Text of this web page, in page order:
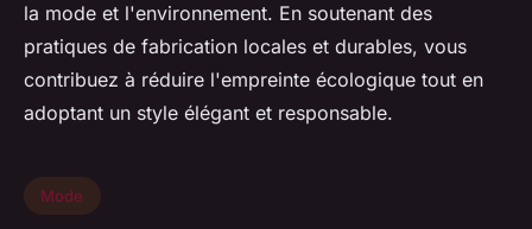
la mode et l'environnement. En soutenant des
pratiques de fabrication locales et durables, vous
contribuez à réduire l'empreinte écologique tout en
adoptant un style élégant et responsable.
Mode